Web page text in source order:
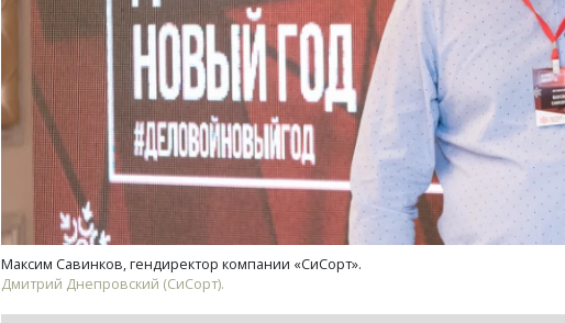
Максим Савинков, гендиректор компании «СиСорт».
Дмитрий Днепровский (СиСорт).